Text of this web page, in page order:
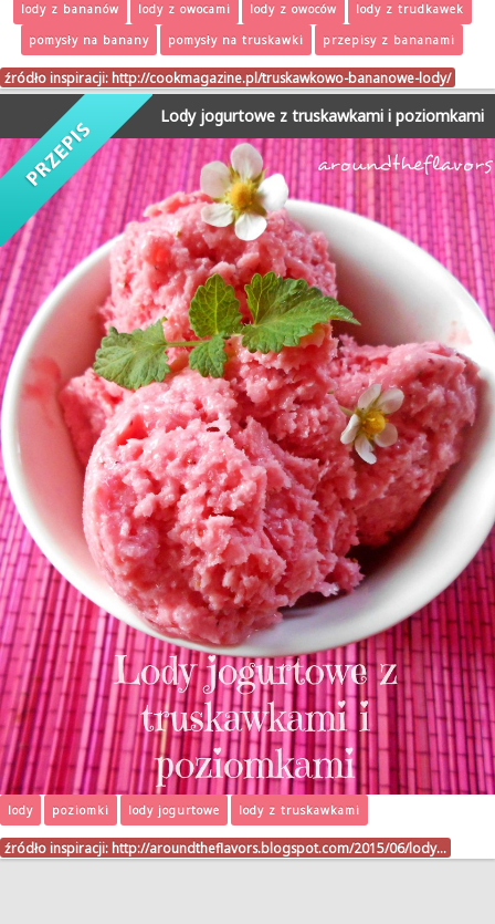
lody z bananów
lody z owocami lody z owoców
lody z trudkawek
pomysły na banany
pomysły na truskawki przepisy z bananami
źródło inspiracji: http://cookmagazine.pl/truskawkowo-bananowe-lody/
Lody jogurtowe z truskawkami i poziomkami
lody poziomki lody jogurtowe lody z truskawkami
źródło inspiracji: http://aroundtheflavors.blogspot.com/2015/06/lody…